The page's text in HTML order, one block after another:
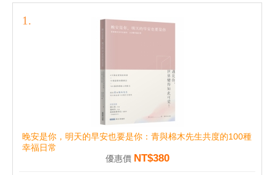
晚安是你，明天的早安也要是你：青與棉木先生共度的100種
幸福日常
優惠價 NT$380